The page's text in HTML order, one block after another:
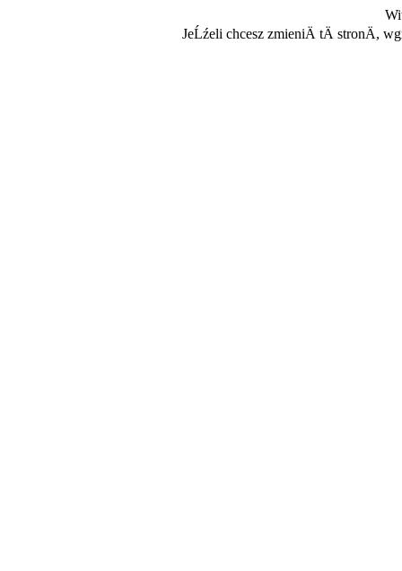
JeĹźeli chcesz zmieniÄ tÄ stronÄ,